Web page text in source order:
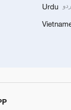
Urdu